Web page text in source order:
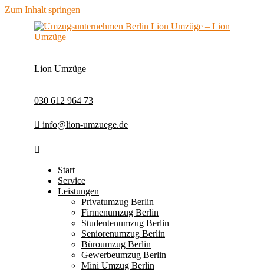
Zum Inhalt springen
Lion Umzüge
030 612 964 73
info@lion-umzuege.de
Start
Service
Leistungen
Privatumzug Berlin
Firmenumzug Berlin
Studentenumzug Berlin
Seniorenumzug Berlin
Büroumzug Berlin
Gewerbeumzug Berlin
Mini Umzug Berlin